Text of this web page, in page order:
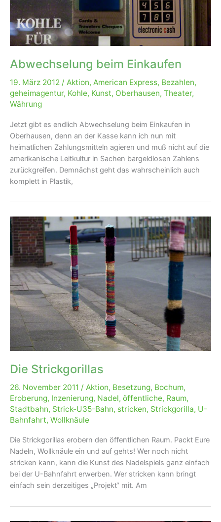
Abwechselung beim Einkaufen
19. März 2012 / Aktion, American Express, Bezahlen,
geheimagentur, Kohle, Kunst, Oberhausen, Theater,
Währung
Jetzt gibt es endlich Abwechselung beim Einkaufen in
Oberhausen, denn an der Kasse kann ich nun mit
heimatlichen Zahlungsmitteln agieren und muß nicht auf die
amerikanische Leitkultur in Sachen bargeldlosen Zahlens
zurückgreifen. Demnächst geht das wahrscheinlich auch
komplett in Plastik,
Die Strickgorillas
26. November 2011 / Aktion, Besetzung, Bochum,
Eroberung, Inzenierung, Nadel, öffentliche, Raum,
Stadtbahn, Strick-U35-Bahn, stricken, Strickgorilla, U-
Bahnfahrt, Wollknäule
Die Strickgorillas erobern den öffentlichen Raum. Packt Eure
Nadeln, Wollknäule ein und auf gehts! Wer noch nicht
stricken kann, kann die Kunst des Nadelspiels ganz einfach
bei der U-Bahnfahrt erwerben. Wer stricken kann bringt
einfach sein derzeitiges „Projekt“ mit. Am